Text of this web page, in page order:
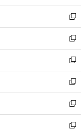
開
く
ウ
で
開
く
ン
ド
ウ
で
開
く
ウ
ィ
ン
ド
ウ
で
開
く
新
し
い
ウ
ィ
ン
ド
ウ
で
開
く
新
し
い
ウ
ィ
ン
ド
ウ
で
新
し
い
ウ
ィ
ン
ド
新
し
い
ウ
ィ
新
し
い
新